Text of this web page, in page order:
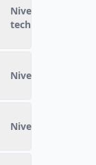
Niveau atteint
technique
Niveau
Niveau